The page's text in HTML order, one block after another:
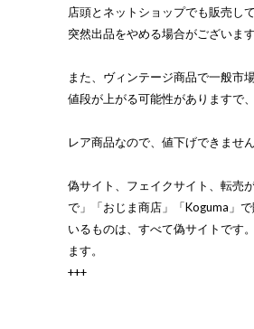
店頭とネットショップでも販売し
突然出品をやめる場合がございます
また、ヴィンテージ商品で一般市
値段が上がる可能性がありますで
レア商品なので、値下げできませ
偽サイト、フェイクサイト、転売
で」「おじま商店」「Koguma」
いるものは、すべて偽サイトです
ます。
+++